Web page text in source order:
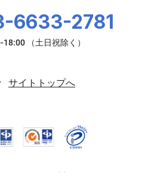
6633-2781
サイトトップへ